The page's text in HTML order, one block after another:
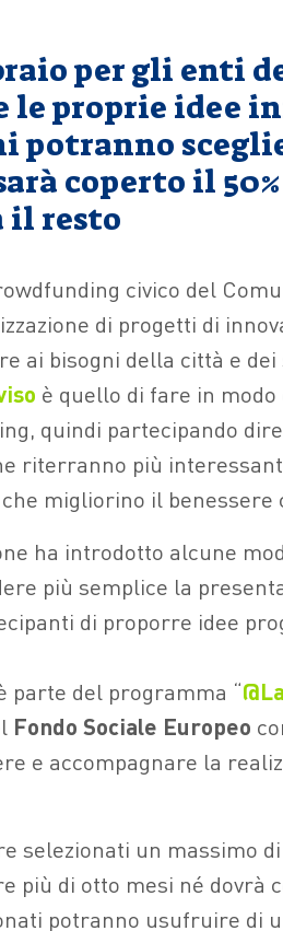
per gli enti
le proprie idee
potranno
coperto il
il resto
civico del
di progetti di
ai bisogni della città e dei
è quello di fare in modo
quindi partecipando
riterranno più
migliorino il benessere
ha introdotto alcune
più semplice la
di proporre idee
parte del programma “
Fondo Sociale Europeo
e accompagnare la
selezionati un massimo
più di otto mesi né dovrà
potranno usufruire di